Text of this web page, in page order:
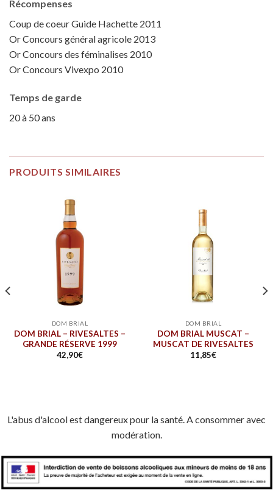
Récompenses
Coup de coeur Guide Hachette 2011
Or Concours général agricole 2013
Or Concours des féminalises 2010
Or Concours Vivexpo 2010
Temps de garde
20 à 50 ans
PRODUITS SIMILAIRES
DOM BRIAL
DOM BRIAL – RIVESALTES –
GRANDE RÉSERVE 1999
42,90€
DOM BRIAL
DOM BRIAL MUSCAT –
MUSCAT DE RIVESALTES
11,85€
L'abus d'alcool est dangereux pour la santé. A consommer avec
modération.